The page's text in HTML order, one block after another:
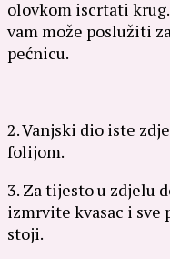
olovkom iscrtati
vam može poslužiti
pećnicu.
2. Vanjski dio iste
folijom.
3. Za tijesto u zdjelu
izmrvite kvasac i sve
stoji.